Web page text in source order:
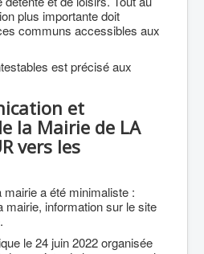
plus importante doit
communs accessibles aux
est précisé aux
et
la Mairie de LA
vers les
a été minimaliste :
mairie, information sur le site
le 24 juin 2022 organisée